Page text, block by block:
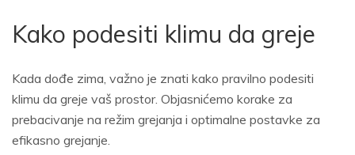
Kako podesiti klimu da greje
Kada dođe zima, važno je znati kako pravilno podesiti
klimu da greje vaš prostor. Objasnićemo korake za
prebacivanje na režim grejanja i optimalne postavke za
efikasno grejanje.